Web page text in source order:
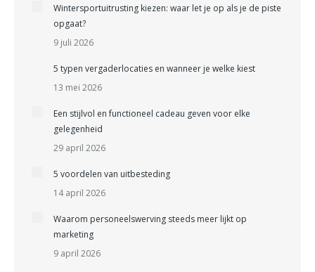
Wintersportuitrusting kiezen: waar let je op als je de piste
opgaat?
9 juli 2026
5 typen vergaderlocaties en wanneer je welke kiest
13 mei 2026
Een stijlvol en functioneel cadeau geven voor elke
gelegenheid
29 april 2026
5 voordelen van uitbesteding
14 april 2026
Waarom personeelswerving steeds meer lijkt op
marketing
9 april 2026